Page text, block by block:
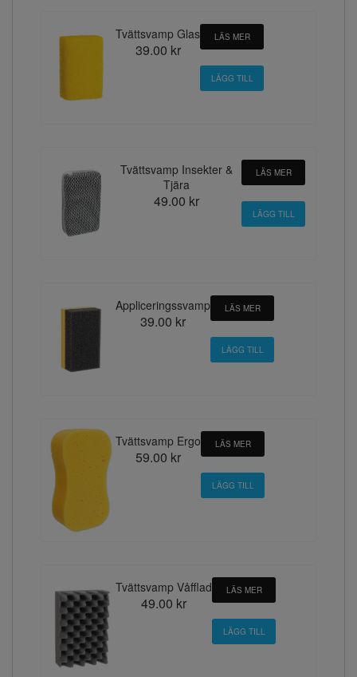
Tvättsvamp Glas
39.00 kr
LÄS MER
Tvättsvamp Insekter &
Tjära
49.00 kr
LÄS MER
Appliceringssvamp
39.00 kr
LÄS MER
Tvättsvamp Ergo
59.00 kr
LÄS MER
Tvättsvamp Våfflad
49.00 kr
LÄS MER